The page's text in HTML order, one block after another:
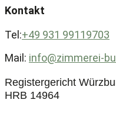
Kontakt
Tel:+49 931 99119703
Mail: info@zimmerei-
Registergericht
HRB 14964